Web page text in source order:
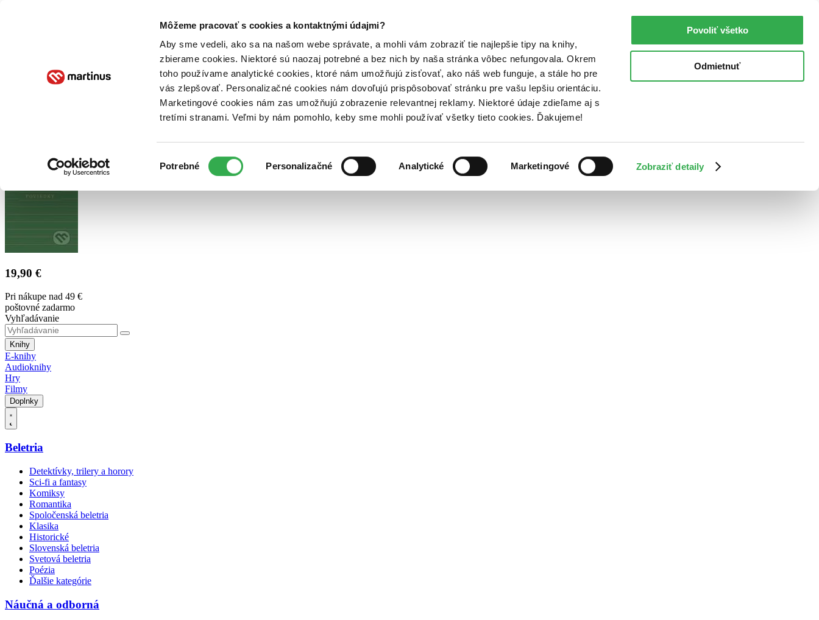
Môžeme pracovať s cookies a kontaktnými údajmi?
Aby sme vedeli, ako sa na našom webe správate, a mohli vám zobraziť tie najlepšie tipy na knihy,
zbierame cookies. Niektoré sú naozaj potrebné a bez nich by naša stránka vôbec nefungovala. Okrem
toho používame analytické cookies, ktoré nám umožňujú zisťovať, ako náš web funguje, a stále ho pre
vás zlepšovať. Personalizačné cookies nám dovoľujú prispôsobovať stránku pre vašu lepšiu orientáciu.
Marketingové cookies nám zas umožňujú zobrazenie relevantnej reklamy. Niektoré údaje zdieľame aj s
tretími stranami. Veľmi by nám pomohlo, keby sme mohli používať všetky tieto cookies. Ďakujeme!
súhlasu
Potrebné Personalizačné Analytické Marketingové Zobraziť detaily
Povoliť všetko
Odmietnuť
Poukážky Kontakt
19,90 €
Pri nákupe nad 49 €
poštovné zadarmo
Vyhľadávanie
Knihy
E-knihy
Audioknihy
Hry
Filmy
Doplnky
Beletria
Detektívky, trilery a horory
Sci-fi a fantasy
Komiksy
Romantika
Spoločenská beletria
Klasika
Historické
Slovenská beletria
Svetová beletria
Poézia
Ďalšie kategórie
Náučná a odborná